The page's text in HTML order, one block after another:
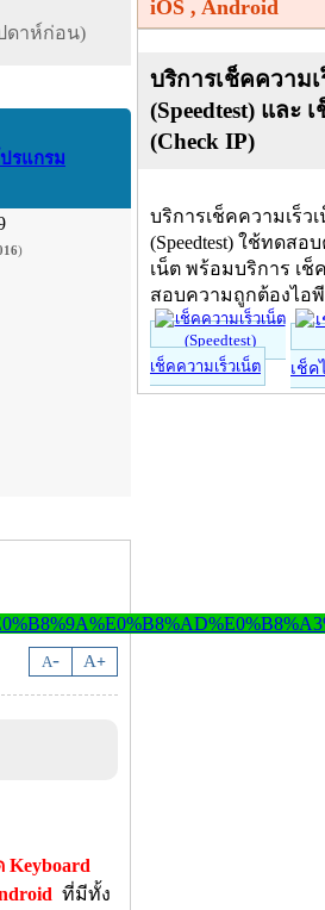
ดาห์ก่อน)
รแกรม
)
A- A+
Keyboard
ที่มีทั้ง
iOS , Android
บริการเช็คความเ
(Speedtest) และ
(Check IP)
บริการเช็คความเร็ว
(Speedtest) ใช้ทดสอ
เน็ต พร้อมบริการ เช็
สอบความถูกต้องไอ
เช็คความเร็วเน็ต เช็ค